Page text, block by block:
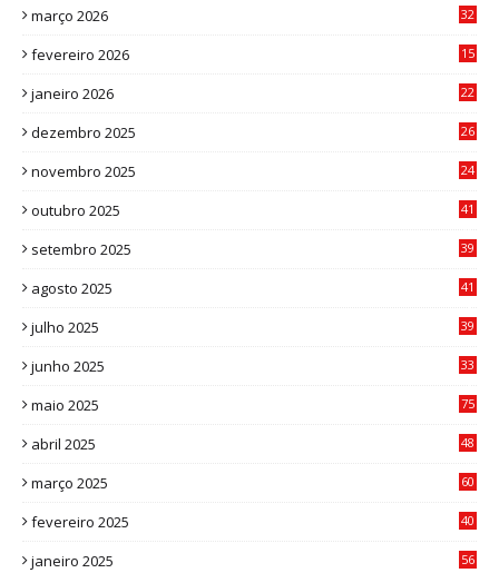
março 2026
32
fevereiro 2026
15
janeiro 2026
22
dezembro 2025
26
novembro 2025
24
outubro 2025
41
setembro 2025
39
agosto 2025
41
julho 2025
39
junho 2025
33
maio 2025 75
abril 2025
48
março 2025
60
fevereiro 2025
40
janeiro 2025
56